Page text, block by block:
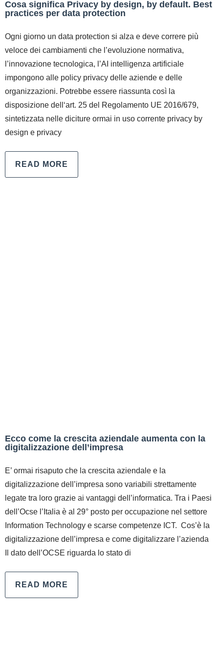
Cosa significa Privacy by design, by default. Best
practices per data protection
Ogni giorno un data protection si alza e deve correre più
veloce dei cambiamenti che l’evoluzione normativa,
l’innovazione tecnologica, l’AI intelligenza artificiale
impongono alle policy privacy delle aziende e delle
organizzazioni. Potrebbe essere riassunta così la
disposizione dell‘art. 25 del Regolamento UE 2016/679,
sintetizzata nelle diciture ormai in uso corrente privacy by
design e privacy
READ MORE
Ecco come la crescita aziendale aumenta con la
digitalizzazione dell’impresa
E’ ormai risaputo che la crescita aziendale e la
digitalizzazione dell’impresa sono variabili strettamente
legate tra loro grazie ai vantaggi dell’informatica. Tra i Paesi
dell’Ocse l’Italia è al 29° posto per occupazione nel settore
Information Technology e scarse competenze ICT. Cos’è la
digitalizzazione dell’impresa e come digitalizzare l’azienda
Il dato dell’OCSE riguarda lo stato di
READ MORE